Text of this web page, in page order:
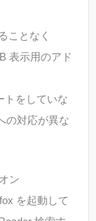
ことなく
表示用のアド
トをしていな
の対応が異な
ン
を起動して